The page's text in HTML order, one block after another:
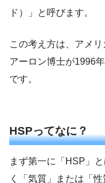
ド）」と呼びます。
この考え方は、アメ
アーロン博士が1996
です。
HSPってなに？
まず第一に「HSP」
く「気質」または「